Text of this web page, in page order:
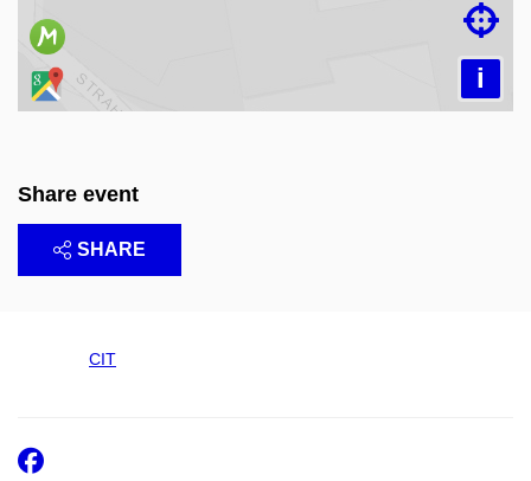
i

Share event
SHARE
CIT
Facebook